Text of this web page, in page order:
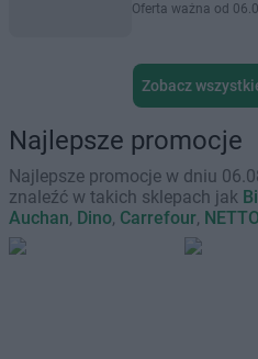
Oferta ważna od
Zobacz
Najlepsze promocje
Najlepsze promocje w dniu
znaleźć w takich sklepach jak
Auchan, Dino, Carrefour, NETTO